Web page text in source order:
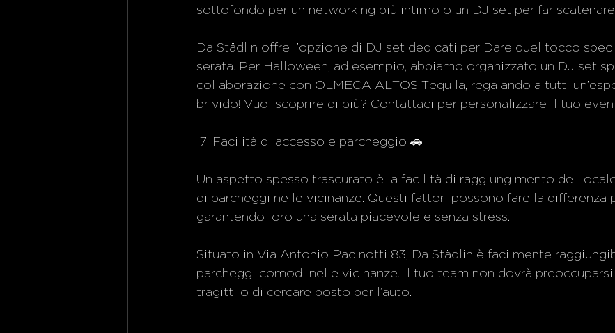
sottofondo per un networking più intimo o un DJ set per far
Da Städlin offre l’opzione di DJ set dedicati per Dare quel tocco
serata. Per Halloween, ad esempio, abbiamo organizzato un DJ set
collaborazione con OLMECA ALTOS Tequila, regalando a tutti
brivido! Vuoi scoprire di più? Contattaci per personalizzare il tuo
7. Facilità di accesso e parcheggio 🚗
Un aspetto spesso trascurato è la facilità di raggiungimento del
di parcheggi nelle vicinanze. Questi fattori possono fare la differenza
garantendo loro una serata piacevole e senza stress.
Situato in Via Antonio Pacinotti 83, Da Städlin è facilmente
parcheggi comodi nelle vicinanze. Il tuo team non dovrà preoccuparsi
tragitti o di cercare posto per l’auto.
---